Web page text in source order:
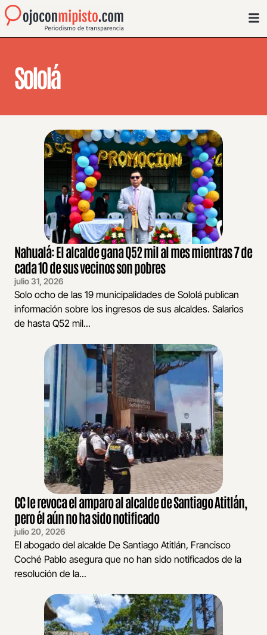
Sololá
Nahualá: El alcalde gana Q52 mil al mes mientras 7 de
cada 10 de sus vecinos son pobres
julio 31, 2026
Solo ocho de las 19 municipalidades de Sololá publican
información sobre los ingresos de sus alcaldes. Salarios
de hasta Q52 mil...
CC le revoca el amparo al alcalde de Santiago Atitlán,
pero él aún no ha sido notificado
julio 20, 2026
El abogado del alcalde De Santiago Atitlán, Francisco
Coché Pablo asegura que no han sido notificados de la
resolución de la...